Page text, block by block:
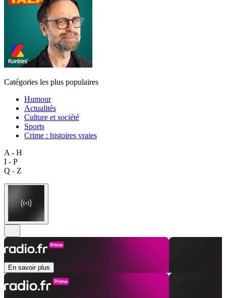
Catégories les plus populaires
Humour
Actualités
Culture et société
Sports
Crime : histoires vraies
A - H
I - P
Q - Z
En savoir plus